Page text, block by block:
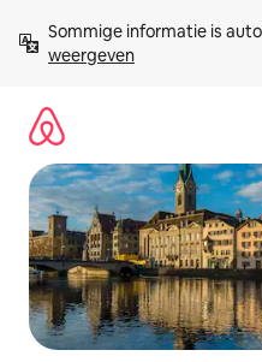
direct
naar
Sommige informatie is
weergeven